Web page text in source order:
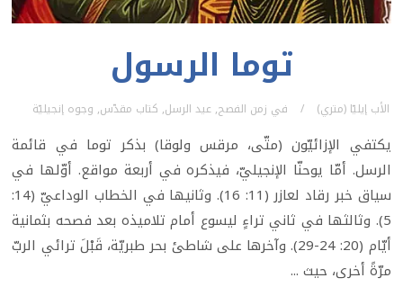
توما الرسول
الأب إيليّا (متري) في زمن الفصح,عيد الرسل, كتاب مقدّس, وجوه إنجيليّة
يكتفي الإزائيّون (متّى، مرقس ولوقا) بذكر توما في قائمة
الرسل. أمّا يوحنّا الإنجيليّ، فيذكره في أربعة مواقع. أوّلها في
سياق خبر رقاد لعازر (11: 16). وثانيها في الخطاب الوداعيّ (14:
5). وثالثها في ثاني تراءٍ ليسوع أمام تلاميذه بعد فصحه بثمانية
أيّام (20: 24-29). وآخرها على شاطئ بحر طبريّة، قَبْلَ ترائي الربّ
مرّةً أخرى، حيث ...